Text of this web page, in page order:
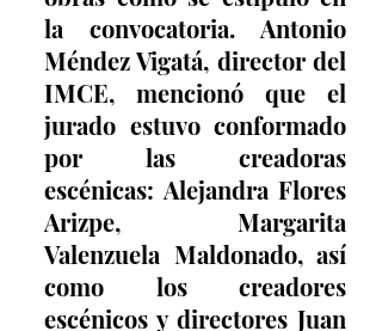
la convocatoria. Antonio
Méndez Vigatá, director del
IMCE, mencionó que el
jurado estuvo conformado
por las creadoras
escénicas: Alejandra Flores
Arizpe, Margarita
Valenzuela Maldonado, así
como los creadores
escénicos y directores Juan